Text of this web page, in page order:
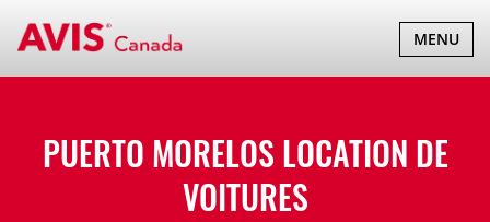
BASCULER
LA
MENU
PUERTO MORELOS LOCATION DE
VOITURES